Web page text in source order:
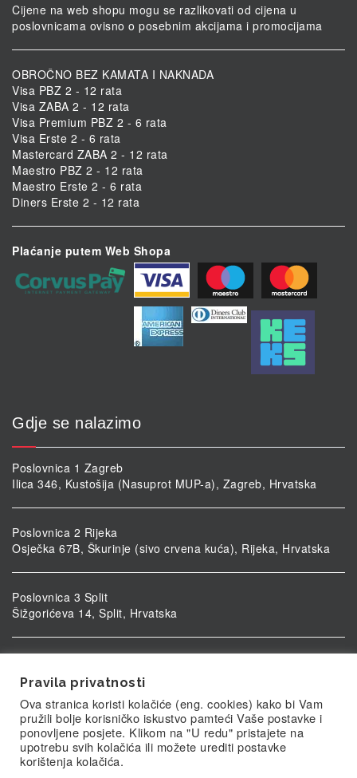
Cijene na web shopu mogu se razlikovati od cijena u
poslovnicama ovisno o posebnim akcijama i promocijama
OBROČNO BEZ KAMATA I NAKNADA
Visa PBZ 2 - 12 rata
Visa ZABA 2 - 12 rata
Visa Premium PBZ 2 - 6 rata
Visa Erste 2 - 6 rata
Mastercard ZABA 2 - 12 rata
Maestro PBZ 2 - 12 rata
Maestro Erste 2 - 6 rata
Diners Erste 2 - 12 rata
Plaćanje putem Web Shopa
Gdje se nalazimo
Poslovnica 1 Zagreb
Ilica 346, Kustošija (Nasuprot MUP-a), Zagreb, Hrvatska
Poslovnica 2 Rijeka
Osječka 67B, Škurinje (sivo crvena kuća), Rijeka, Hrvatska
Poslovnica 3 Split
Šižgorićeva 14, Split, Hrvatska
Ulica kardinala Alojzija Stepinca 5, Vukovar, Hrvatska
Pravila privatnosti
Ova stranica koristi kolačiće (eng. cookies) kako bi Vam
pružili bolje korisničko iskustvo pamteći Vaše postavke i
ponovljene posjete. Klikom na "U redu" pristajete na
upotrebu svih kolačića ili možete urediti postavke
korištenja kolačića.